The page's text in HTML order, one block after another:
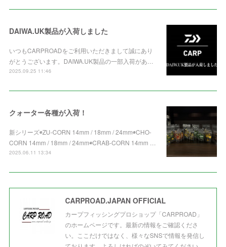
DAIWA.UK製品が入荷しました
いつもCARPROADをご利用いただきまして誠にあり
がとうございます。DAIWA.UK製品の一部入荷があ…
2025.09.25 11:46
クォーター各種が入荷！
新シリーズ◉ZU-CORN 14mm / 18mm / 24mm◉CHO-
CORN 14mm / 18mm / 24mm◉CRAB-CORN 14mm …
2025.06.11 13:34
CARPROAD.JAPAN OFFICIAL
カープフィッシングプロショップ「CARPROAD」
のホームページです。最新の情報をご確認くださ
い。ここだけではなく、様々なSNSで情報を発信し